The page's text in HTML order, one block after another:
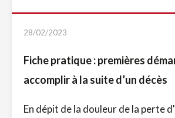
28/02/2023
Fiche pratique : premières
accomplir à la suite d’un décès
En dépit de la douleur de la perte